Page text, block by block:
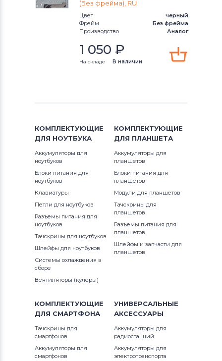
КлавиатурыКлавиатуры
КлавиатурыPackard Bell
Клавиатуры Benq
КлавиатурыHP
КлавиатурыMSI
Клавиатуры
Клавиатуры
Клавиатуры Apple
Клавиатуры LG
Клавиатуры
Клавиатуры Clevo
Клавиатуры
КлавиатурыFujitsu-Siemens
(Без фрейма), RU
Цвет
черный
Фрейм
Без фрейма
Производство
Аналог
1 050 ₽
На складе В наличии
КОМПЛЕКТУЮЩИЕ
ДЛЯ НОУТБУКА
Аккумуляторы для
ноутбуков
Блоки питания для
ноутбуков
Клавиатуры
Петли для ноутбуков
Разъемы питания для
ноутбуков
Тачскрины для ноутбуков
Шлейфы для ноутбуков
Системы охлаждения в
сборе
Вентиляторы (кулеры)
КОМПЛЕКТУЮЩИЕ
ДЛЯ ПЛАНШЕТА
Аккумуляторы для
планшетов
Блоки питания для
планшетов
Модули для планшетов
Тачскрины для
планшетов
Разъемы питания для
планшетов
Шлейфы и запчасти для
планшетов
КОМПЛЕКТУЮЩИЕ
ДЛЯ СМАРТФОНА
Тачскрины для
смартфонов
Аккумуляторы для
смартфонов
УНИВЕРСАЛЬНЫЕ
АКСЕССУАРЫ
Аккумуляторы для
радиостанций
Аккумуляторы для
электротранспорта